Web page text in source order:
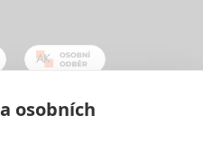
osobních